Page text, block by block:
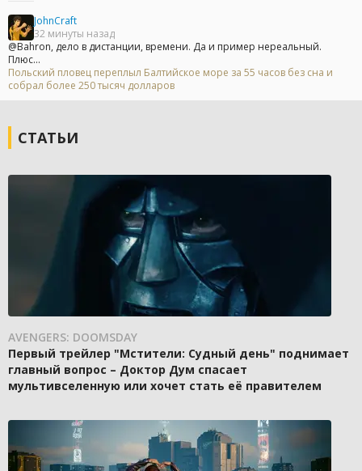
JohnCraft
32 минуты назад
@Bahron, дело в дистанции, времени. Да и пример нереальный.
Плюс...
Польский пловец переплыл Балтийское море за 55 часов без сна и
собрал более 250 тысяч долларов
СТАТЬИ
AVENGERS: DOOMSDAY
Первый трейлер "Мстители: Судный день" поднимает
главный вопрос – Доктор Дум спасает
мультивселенную или хочет стать её правителем